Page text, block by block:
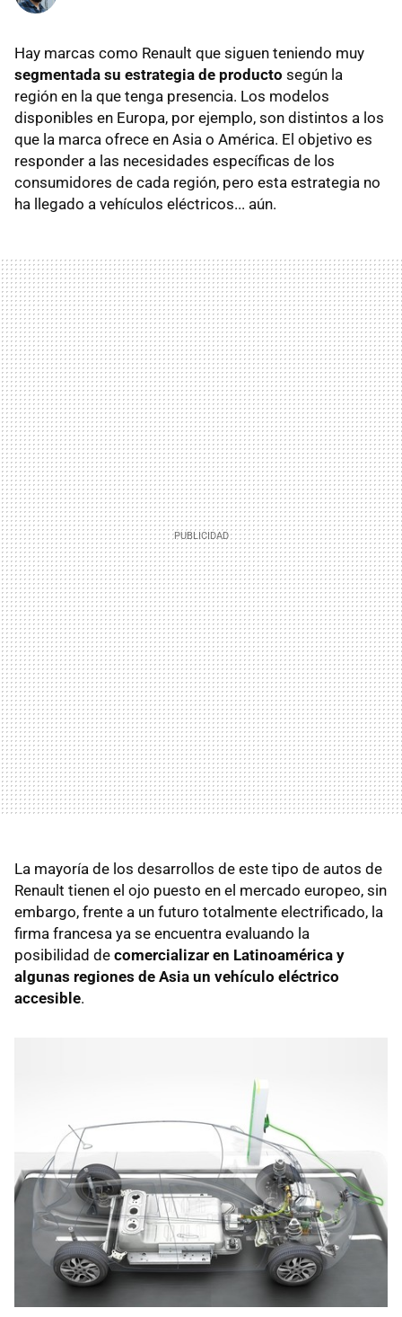
Hay marcas como Renault que siguen teniendo muy
segmentada su estrategia de producto según la
región en la que tenga presencia. Los modelos
disponibles en Europa, por ejemplo, son distintos a los
que la marca ofrece en Asia o América. El objetivo es
responder a las necesidades específicas de los
consumidores de cada región, pero esta estrategia no
ha llegado a vehículos eléctricos... aún.
La mayoría de los desarrollos de este tipo de autos de
Renault tienen el ojo puesto en el mercado europeo, sin
embargo, frente a un futuro totalmente electrificado, la
firma francesa ya se encuentra evaluando la
posibilidad de comercializar en Latinoamérica y
algunas regiones de Asia un vehículo eléctrico
accesible.